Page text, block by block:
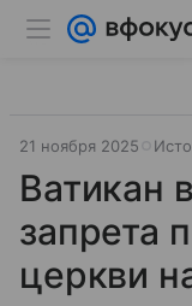
21 ноября 2025
Ватикан
запрета
церкви